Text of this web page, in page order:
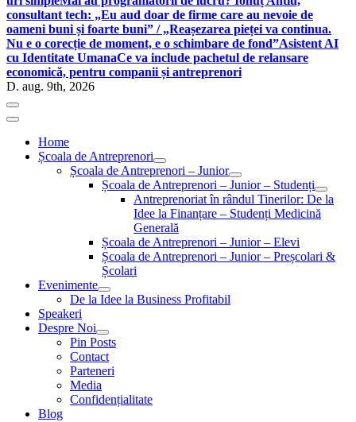
consultant tech: „Eu aud doar de firme care au nevoie de
oameni buni și foarte buni” / „Reașezarea pieței va continua.
Nu e o corecție de moment, e o schimbare de fond”Asistent AI
cu Identitate UmanaCe va include pachetul de relansare
economică, pentru companii și antreprenori
D. aug. 9th, 2026
Home
Școala de Antreprenori
Școala de Antreprenori – Junior
Școala de Antreprenori – Junior – Studenți
Antreprenoriat în rândul Tinerilor: De la
Idee la Finanțare – Studenți Medicină
Generală
Școala de Antreprenori – Junior – Elevi
Școala de Antreprenori – Junior – Preșcolari &
Școlari
Evenimente
De la Idee la Business Profitabil
Speakeri
Despre Noi
Pin Posts
Contact
Parteneri
Media
Confidențialitate
Blog